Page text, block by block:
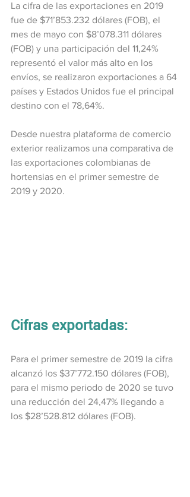
La cifra de las exportaciones en 2019
fue de $71’853.232 dólares (FOB), el
mes de mayo con $8’078.311 dólares
(FOB) y una participación del 11,24%
representó el valor más alto en los
envíos, se realizaron exportaciones a 64
países y Estados Unidos fue el principal
destino con el 78,64%.
Desde nuestra plataforma de comercio
exterior realizamos una comparativa de
las exportaciones colombianas de
hortensias en el primer semestre de
2019 y 2020.
Cifras exportadas:
Para el primer semestre de 2019 la cifra
alcanzó los $37’772.150 dólares (FOB),
para el mismo periodo de 2020 se tuvo
una reducción del 24,47% llegando a
los $28’528.812 dólares (FOB).